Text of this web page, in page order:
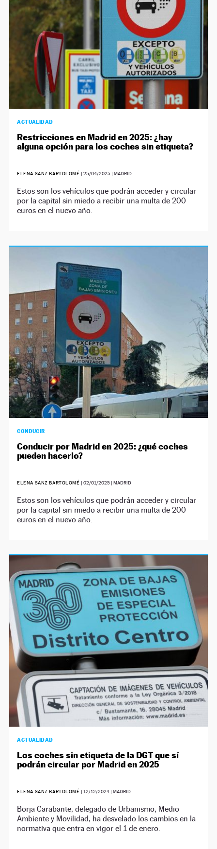
ACTUALIDAD
Restricciones en Madrid en 2025: ¿hay
alguna opción para los coches sin etiqueta?
ELENA SANZ BARTOLOMÉ | 25/04/2025| MADRID
Estos son los vehículos que podrán acceder y circular
por la capital sin miedo a recibir una multa de 200
euros en el nuevo año.
CONDUCIR
Conducir por Madrid en 2025: ¿qué coches
pueden hacerlo?
ELENA SANZ BARTOLOMÉ | 02/01/2025| MADRID
Estos son los vehículos que podrán acceder y circular
por la capital sin miedo a recibir una multa de 200
euros en el nuevo año.
ACTUALIDAD
Los coches sin etiqueta de la DGT que sí
podrán circular por Madrid en 2025
ELENA SANZ BARTOLOMÉ | 12/12/2024| MADRID
Borja Carabante, delegado de Urbanismo, Medio
Ambiente y Movilidad, ha desvelado los cambios en la
normativa que entra en vigor el 1 de enero.